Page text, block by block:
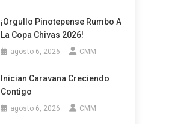
¡Orgullo Pinotepense Rumbo A
La Copa Chivas 2026!
agosto 6, 2026 CMM
Inician Caravana Creciendo
Contigo
agosto 6, 2026 CMM